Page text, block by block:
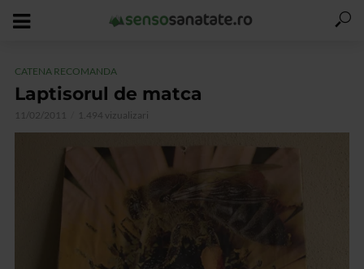
CATENA RECOMANDA
Laptisorul de matca
11/02/2011 1.494 vizualizari